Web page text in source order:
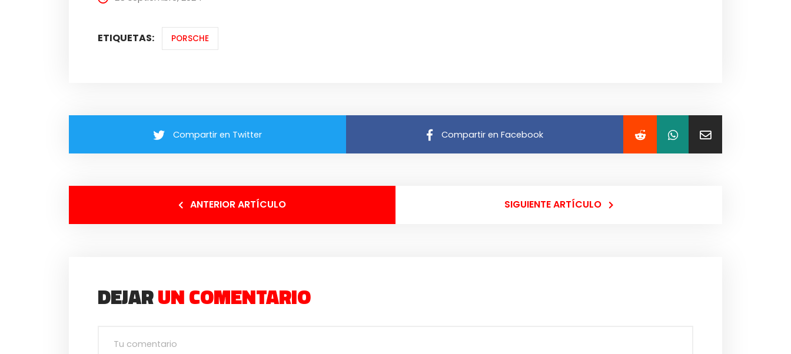
ETIQUETAS: PORSCHE
Compartir en Twitter Compartir en Facebook
ANTERIOR ARTÍCULO SIGUIENTE ARTÍCULO
DEJARUN COMENTARIO